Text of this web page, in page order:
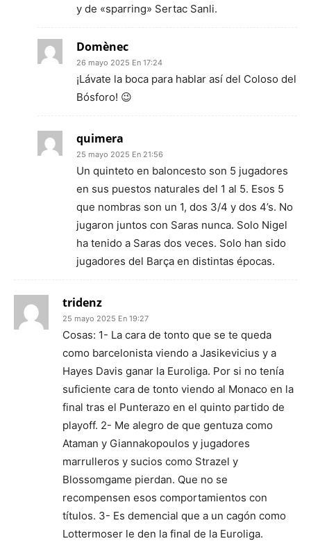
y de «sparring» Sertac Sanli.
Domènec
26 mayo 2025 En 17:24
¡Lávate la boca para hablar así del Coloso del
Bósforo! 😉
quimera
25 mayo 2025 En 21:56
Un quinteto en baloncesto son 5 jugadores
en sus puestos naturales del 1 al 5. Esos 5
que nombras son un 1, dos 3/4 y dos 4’s. No
jugaron juntos con Saras nunca. Solo Nigel
ha tenido a Saras dos veces. Solo han sido
jugadores del Barça en distintas épocas.
tridenz
25 mayo 2025 En 19:27
Cosas: 1- La cara de tonto que se te queda
como barcelonista viendo a Jasikevicius y a
Hayes Davis ganar la Euroliga. Por si no tenía
suficiente cara de tonto viendo al Monaco en la
final tras el Punterazo en el quinto partido de
playoff. 2- Me alegro de que gentuza como
Ataman y Giannakopoulos y jugadores
marrulleros y sucios como Strazel y
Blossomgame pierdan. Que no se
recompensen esos comportamientos con
títulos. 3- Es demencial que a un cagón como
Lottermoser le den la final de la Euroliga.